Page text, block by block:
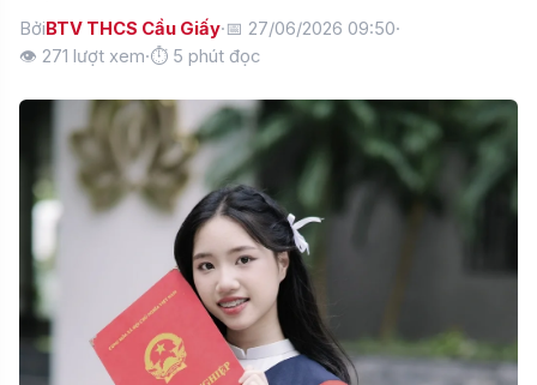
BởiBTV THCS Cầu Giấy·📅 27/06/2026 09:50·
👁 271 lượt xem·⏱ 5 phút đọc